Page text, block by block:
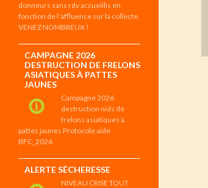
donneurs sans rdv accueillis en
fonction de l’affluence sur la collecte.
VENEZ NOMBREUX !
CAMPAGNE 2026
DESTRUCTION DE FRELONS
ASIATIQUES À PATTES
JAUNES
Campagne 2026
destruction nids de
frelons asiatiques à
pattes jaunes Protocole aide
BFC_2026
ALERTE SÉCHERESSE
NIVEAU CRISE TOUT